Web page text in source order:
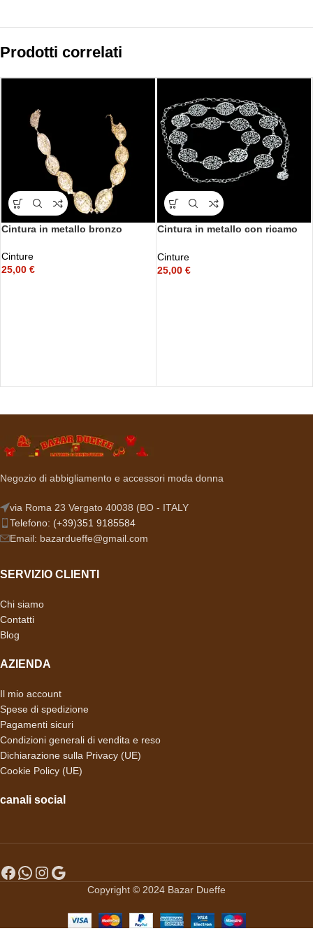
Prodotti correlati
Cintura in metallo bronzo
Cinture
25,00 €
Cintura in metallo con ricamo
Cinture
25,00 €
Negozio di abbigliamento e accessori moda donna
via Roma 23 Vergato 40038 (BO - ITALY
Telefono: (+39)351 9185584
Email: bazardueffe@gmail.com
SERVIZIO CLIENTI
Chi siamo
Contatti
Blog
AZIENDA
Il mio account
Spese di spedizione
Pagamenti sicuri
Condizioni generali di vendita e reso
Dichiarazione sulla Privacy (UE)
Cookie Policy (UE)
canali social
Copyright © 2024 Bazar Dueffe